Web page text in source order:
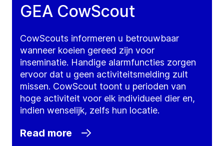
GEA CowScout
CowScouts informeren u betrouwbaar
wanneer koeien gereed zijn voor
inseminatie. Handige alarmfuncties zorgen
ervoor dat u geen activiteitsmelding zult
missen. CowScout toont u perioden van
hoge activiteit voor elk individueel dier en,
indien wenselijk, zelfs hun locatie.
Read more